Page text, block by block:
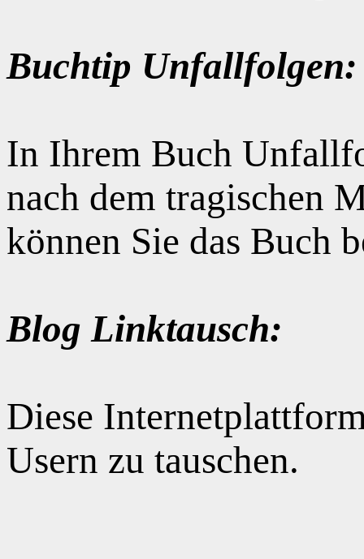
Buchtip Unfallfolgen:
In Ihrem Buch
nach dem tragischen
können Sie das Buch
Blog Linktausch:
Diese
Usern zu tauschen.